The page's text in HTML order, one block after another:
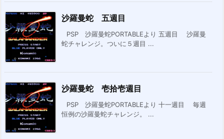
沙羅曼蛇 五週目
PSP 沙羅曼蛇PORTABLEより 五週目 沙羅曼
蛇チャレンジ。ついに５週目 ...
沙羅曼蛇 壱拾壱週目
PSP 沙羅曼蛇PORTABLEより 十一週目 毎週
恒例の沙羅曼蛇チャレンジ。 ...